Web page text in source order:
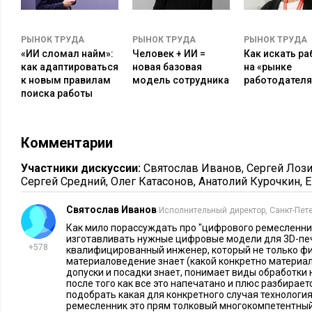
В России у 57% компаний есть удаленные сотрудники, но в
тренд на гибридный формат работы. Superjob пишет, что в
вакансий с гибридным графиком выросло в 1,3 раза.
задач можно выполнять удаленно, но при этом хотели бы
сохранил возможность выбрать для посещения любой из
Все же, более половины респондентов не могут работать
профессий обязательно использование спецоборудования.
компьютерной томографии.
Гибкий график как способ повысить
Действительно, гибкий график помогает сотрудникам
дорожат свободным временем и при возможности
работу быстрее. Многие признаются: в офисе их постоянно
РЫНОК ТРУДА
«ИИ сломал найм»:
как адаптироваться
к новым правилам
поиска работы
РЫНОК ТРУДА
Человек + ИИ =
новая базовая
модель сотрудника
РЫНОК ТРУДА
Как искать
на «рынке
Комментарии
Участники дискуссии: Святослав Иванов, Сергей
Сергей Средний, Олег Катасонов, Анатолий Курочкин,
+578
Святослав Иванов Исполнительный директор, Санкт-
Как мило порассуждать про "цифрового
изготавливать нужные цифровые модели для 3D-
квалифицированный инженер, который не только
материаловедение знает (какой конкретно
допуски и посадки знает, понимает виды
после того как все это напечатано и плюс
подобрать какая для конкретного случая
ремесленник это прям толковый